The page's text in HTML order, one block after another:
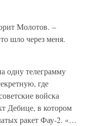
Молотов. –
шло через меня.
одну телеграмму
где
войска
Дебице, в котором
ракет Фау-2. «…